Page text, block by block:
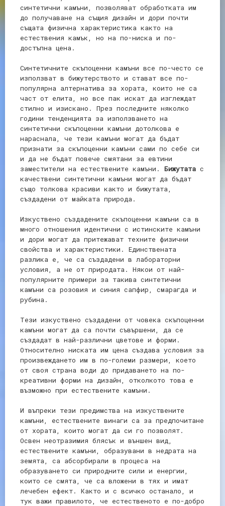
синтетични камъни, позволяват обработката им
до получаване на същия дизайн и дори почти
същата физична характеристика както на
естествения камък, но на по-ниска и по-
достъпна цена.
Синтетичните скъпоценни камъни все по-често се
използват в бижутерството и стават все по-
популярна алтернатива за хората, които не са
част от елита, но все пак искат да изглеждат
стилно и изискано. През последните няколко
години тенденцията за използването на
синтетични скъпоценни камъни дотолкова е
нараснала, че тези камъни могат да бъдат
признати за скъпоценни камъни сами по себе си
и да не бъдат повече смятани за евтини
заместители на естествените камъни. Бижутата с
качествени синтетични камъни могат да бъдат
също толкова красиви както и бижутата,
създадени от майката природа.
Изкуствено създадените скъпоценни камъни са в
много отношения идентични с истинските камъни
и дори могат да притежават техните физични
свойства и характеристики. Единствената
разлика е, че са създадени в лабораторни
условия, а не от природата. Някои от най-
популярните примери за такива синтетични
камъни са розовия и синия сапфир, смарагда и
рубина.
Тези изкуствено създадени от човека скъпоценни
камъни могат да са почти съвършени, да се
създадат в най-различни цветове и форми.
Относително ниската им цена създава условия за
произвеждането им в по-големи размери, което
от своя страна води до придаването на по-
креативни форми на дизайн, отколкото това е
възможно при естествените камъни.
И въпреки тези предимства на изкуствените
камъни, естествените винаги са за предпочитане
от хората, които могат да си го позволят.
Освен неотразимия блясък и външен вид,
естествените камъни, образувани в недрата на
земята, са абсорбирали в процеса на
образуването си природните сили и енергии,
които се смята, че са вложени в тях и имат
лечебен ефект. Както и с всичко останало, и
тук важи правилото, че естественото е по-добро